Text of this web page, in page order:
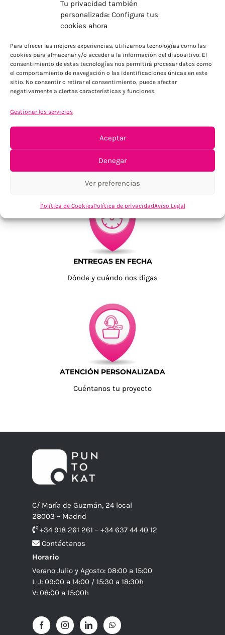
Tu privacidad también
personalizada: Configura tus
cookies ahora
Para ofrecer las mejores experiencias, utilizamos tecnologías como las
cookies para almacenar y/o acceder a la información del dispositivo. El
consentimiento de estas tecnologías nos permitirá procesar datos como
el comportamiento de navegación o las identificaciones únicas en este
sitio. No consentir o retirar el consentimiento, puede afectar
negativamente a ciertas características y funciones.
Gestionar los servicios
Aceptar
Denegar
Ver preferencias
Política de CookiesPolítica de privacidadAviso Legal
Para Península, resto consultar
TU SATISFACCIÓN = LA NUESTRA
Tu confianza, nuestro objetivo
ENTREGAS EN FECHA
Dónde y cuándo nos digas
ATENCIÓN PERSONALIZADA
Cuéntanos tu proyecto
C/ María de Guzmán, 24 local
28003 – Madrid
+34 918 261 261 – +34 637 44 40 12
Contáctanos
Horario
Verano Julio y Agosto: 08:00 a 15:00
L-J: 09:00 a 14:00 / 15:30 a 18:30h
V: 08:00 a 15:00h